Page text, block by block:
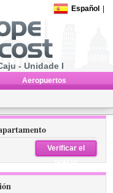
Español
- Unidade I
Aeropuertos
Verificar el
precio